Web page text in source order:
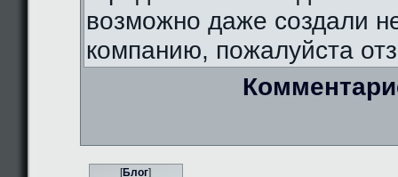
возможно даже создали
компанию, пожалуйста
[Блог]